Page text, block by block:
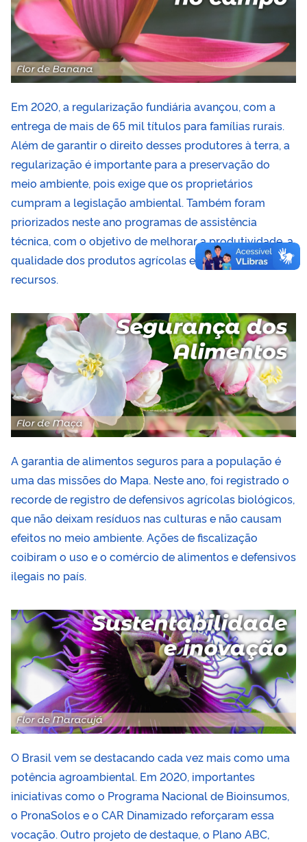
Em 2020, a regularização fundiária avançou, com a
entrega de mais de 65 mil títulos para famílias rurais.
Além de garantir o direito desses produtores à terra, a
regularização é importante para a preservação do
meio ambiente, pois exige que os proprietários
cumpram a legislação ambiental. Também foram
priorizados neste ano programas de assistência
técnica, com o objetivo de melhorar a produtividade, a
qualidade dos produtos agrícolas e a otimização de
recursos.
A garantia de alimentos seguros para a população é
uma das missões do Mapa. Neste ano, foi registrado o
recorde de registro de defensivos agrícolas biológicos,
que não deixam resíduos nas culturas e não causam
efeitos no meio ambiente. Ações de fiscalização
coibiram o uso e o comércio de alimentos e defensivos
ilegais no país.
O Brasil vem se destacando cada vez mais como uma
potência agroambiental. Em 2020, importantes
iniciativas como o Programa Nacional de Bioinsumos,
o PronaSolos e o CAR Dinamizado reforçaram essa
vocação. Outro projeto de destaque, o Plano ABC,